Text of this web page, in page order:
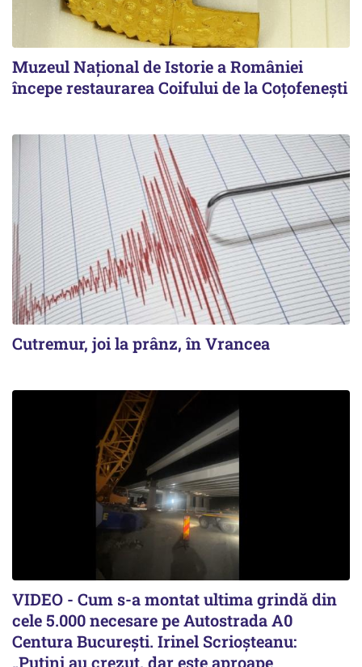
Muzeul Național de Istorie a României
începe restaurarea Coifului de la Coțofenești
Cutremur, joi la prânz, în Vrancea
VIDEO - Cum s-a montat ultima grindă din
cele 5.000 necesare pe Autostrada A0
Centura București. Irinel Scrioșteanu:
„Puțini au crezut, dar este aproape